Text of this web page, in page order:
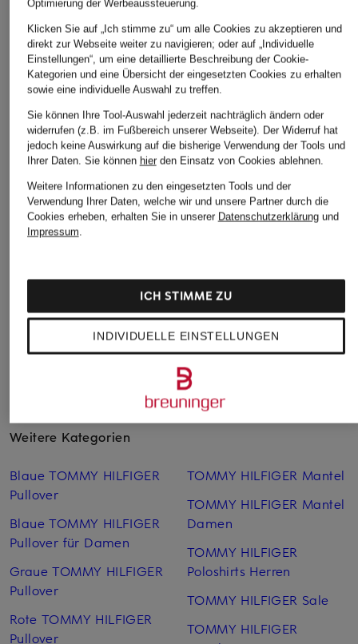
CHANTELLE
Bügel-Bikini-Top
ICON
95 €
+Aktionsrabatt
PrimaDonna
ASWAN
Cup C-F
MARYAN
Bügel-Bikini-Top
ELEMENTS
119 €
Weitere Kategorien
Blaue TOMMY HILFIGER
Pullover
Blaue TOMMY HILFIGER
Pullover für Damen
Graue TOMMY HILFIGER
Pullover
Rote TOMMY HILFIGER
Pullover
TOMMY HILFIGER Mantel
TOMMY HILFIGER Mantel
Damen
TOMMY HILFIGER
Poloshirts Herren
TOMMY HILFIGER Sale
TOMMY HILFIGER
Optimierung der Werbeaussteuerung.
Klicken Sie auf „Ich stimme zu“ um alle Cookies zu akzeptieren und
direkt zur Webseite weiter zu navigieren; oder auf „Individuelle
Einstellungen“, um eine detaillierte Beschreibung der Cookie-
Kategorien und eine Übersicht der eingesetzten Cookies zu erhalten
sowie eine individuelle Auswahl zu treffen.
Sie können Ihre Tool-Auswahl jederzeit nachträglich ändern oder
widerrufen (z.B. im Fußbereich unserer Webseite). Der Widerruf hat
jedoch keine Auswirkung auf die bisherige Verwendung der Tools und
Ihrer Daten. Sie können hierden Einsatz von Cookies ablehnen.
Weitere Informationen zu den eingesetzten Tools und der
Verwendung Ihrer Daten, welche wir und unsere Partner durch die
Cookies erheben, erhalten Sie in unserer Datenschutzerklärungund
Impressum.
INDIVIDUELLE EINSTELLUNGEN
ICH STIMME ZU